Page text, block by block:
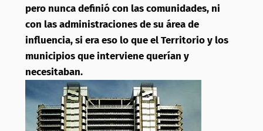
pero nunca definió con las comunidades, ni
con las administraciones de su área de
influencia, si era eso lo que el Territorio y los
municipios que interviene querían y
necesitaban.